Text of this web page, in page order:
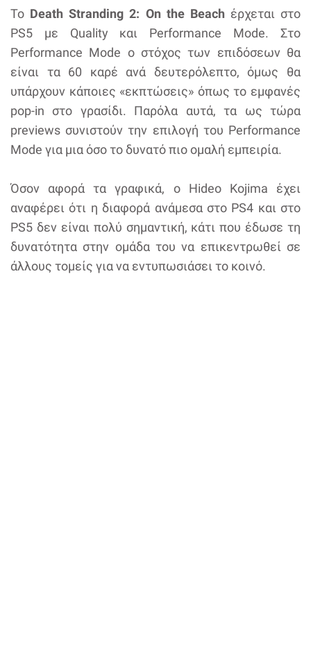
Το Death Stranding 2: On the Beach έρχεται στο
PS5 με Quality και Performance Mode. Στο
Performance Mode ο στόχος των επιδόσεων θα
είναι τα 60 καρέ ανά δευτερόλεπτο, όμως θα
υπάρχουν κάποιες «εκπτώσεις» όπως το εμφανές
pop-in στο γρασίδι. Παρόλα αυτά, τα ως τώρα
previews συνιστούν την επιλογή του Performance
Mode για μια όσο το δυνατό πιο ομαλή εμπειρία.
Όσον αφορά τα γραφικά, ο Hideo Kojima έχει
αναφέρει ότι η διαφορά ανάμεσα στο PS4 και στο
PS5 δεν είναι πολύ σημαντική, κάτι που έδωσε τη
δυνατότητα στην ομάδα του να επικεντρωθεί σε
άλλους τομείς για να εντυπωσιάσει το κοινό.